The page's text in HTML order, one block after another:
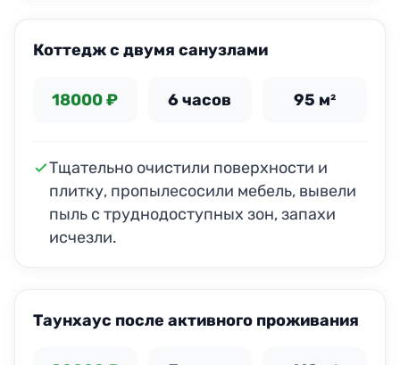
Коттедж с двумя санузлами
18000 ₽ 6 часов 95 м²
Тщательно очистили поверхности и
плитку, пропылесосили мебель, вывели
пыль с труднодоступных зон, запахи
исчезли.
Таунхаус после активного проживания